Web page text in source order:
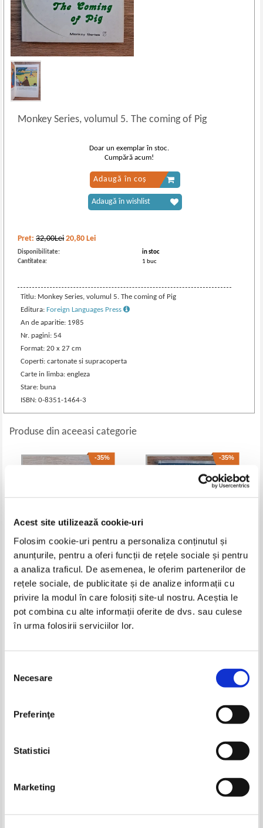
Acest site utilizează cookie-uri
Folosim cookie-uri pentru a personaliza conținutul și
anunțurile, pentru a oferi funcții de rețele sociale și pentru
a analiza traficul. De asemenea, le oferim partenerilor de
rețele sociale, de publicitate și de analize informații cu
privire la modul în care folosiți site-ul nostru. Aceștia le
pot combina cu alte informații oferite de dvs. sau culese
în urma folosirii serviciilor lor.
consimțământului
Necesare
Preferinţe
Statistici
Marketing
Monkey Series, volumul 5. The coming of Pig
Pret:32,00Lei 20,80 Lei
Disponibilitate:
in stoc
Cantitatea:
1 buc
Titlu: Monkey Series, volumul 5. The coming of Pig
Editura:Foreign Languages Press
An de aparitie: 1985
Nr. pagini: 54
Format: 20 x 27 cm
Coperti: cartonate si supracoperta
Carte in limba: engleza
Stare: buna
ISBN: 0-8351-1464-3
Doar un exemplar în stoc.
Cumpără acum!
Adaugă în coș
Adaugă în wishlist
Produse din aceeasi categorie
-35%
Le Royaume de Ga'Hoole. La
legende des gardiens. L'histoire
du film en images
-35%
Ion Creanga - Amintiri. Povesti.
Povestiri
Adaugă în coș
Povesti de adormit copiii.
Cenusareasa. Motanul incaltat.
Adaugă în coș